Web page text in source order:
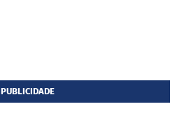
PUBLICIDADE